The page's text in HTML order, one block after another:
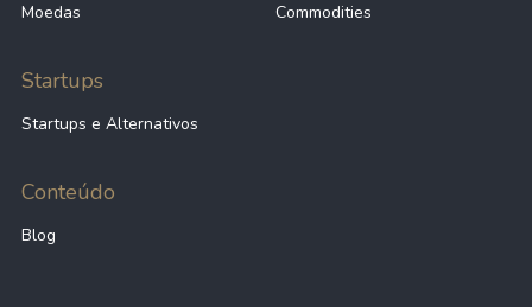
Moedas
Commodities
Startups
Startups e Alternativos
Conteúdo
Blog